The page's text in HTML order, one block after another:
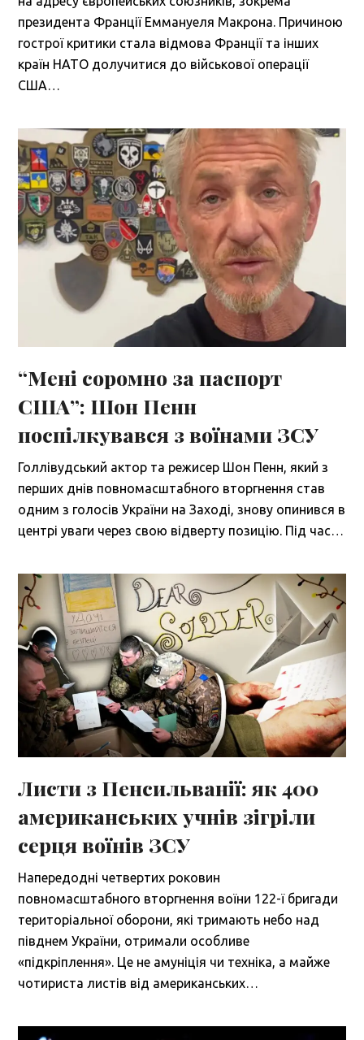
президента Франції Еммануеля Макрона. Причиною
гострої критики стала відмова Франції та інших
країн НАТО долучитися до військової операції
США…
“Мені соромно за паспорт
США”: Шон Пенн
поспілкувався з воїнами ЗСУ
Голлівудський актор та режисер Шон Пенн, який з
перших днів повномасштабного вторгнення став
одним з голосів України на Заході, знову опинився в
центрі уваги через свою відверту позицію. Під час…
Листи з Пенсильванії: як 400
американських учнів зігріли
серця воїнів ЗСУ
Напередодні четвертих роковин
повномасштабного вторгнення воїни 122-ї бригади
територіальної оборони, які тримають небо над
півднем України, отримали особливе
«підкріплення». Це не амуніція чи техніка, а майже
чотириста листів від американських…